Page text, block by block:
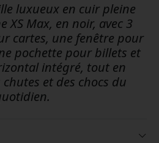
luxueux en cuir pleine
XS Max, en noir, avec 3
cartes, une fenêtre pour
pochette pour billets et
intégré, tout en
et des chocs du